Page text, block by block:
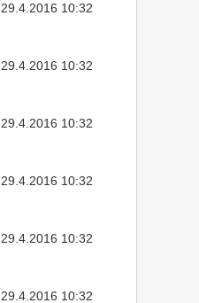
29.4.2016 10:32
29.4.2016 10:32
29.4.2016 10:32
29.4.2016 10:32
29.4.2016 10:32
29.4.2016 10:32